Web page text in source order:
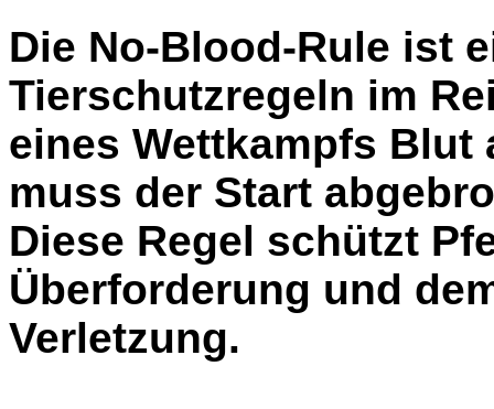
Die No-Blood-Rule ist
Tierschutzregeln im
eines Wettkampfs Blut
muss der Start
Diese Regel schützt
Überforderung und
Verletzung.